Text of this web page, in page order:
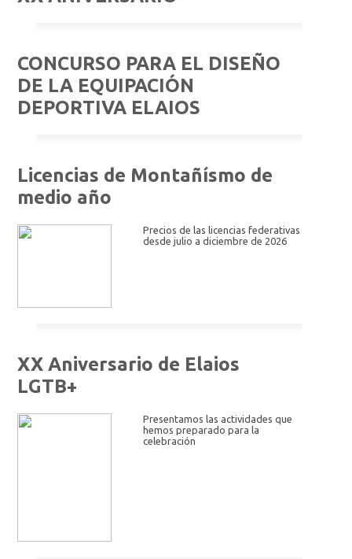
CONCURSO PARA EL DISEÑO
DE LA EQUIPACIÓN
DEPORTIVA ELAIOS
Licencias de Montañísmo de
medio año
Precios de las licencias federativas
desde julio a diciembre de 2026
XX Aniversario de Elaios
LGTB+
Presentamos las actividades que
hemos preparado para la
celebración